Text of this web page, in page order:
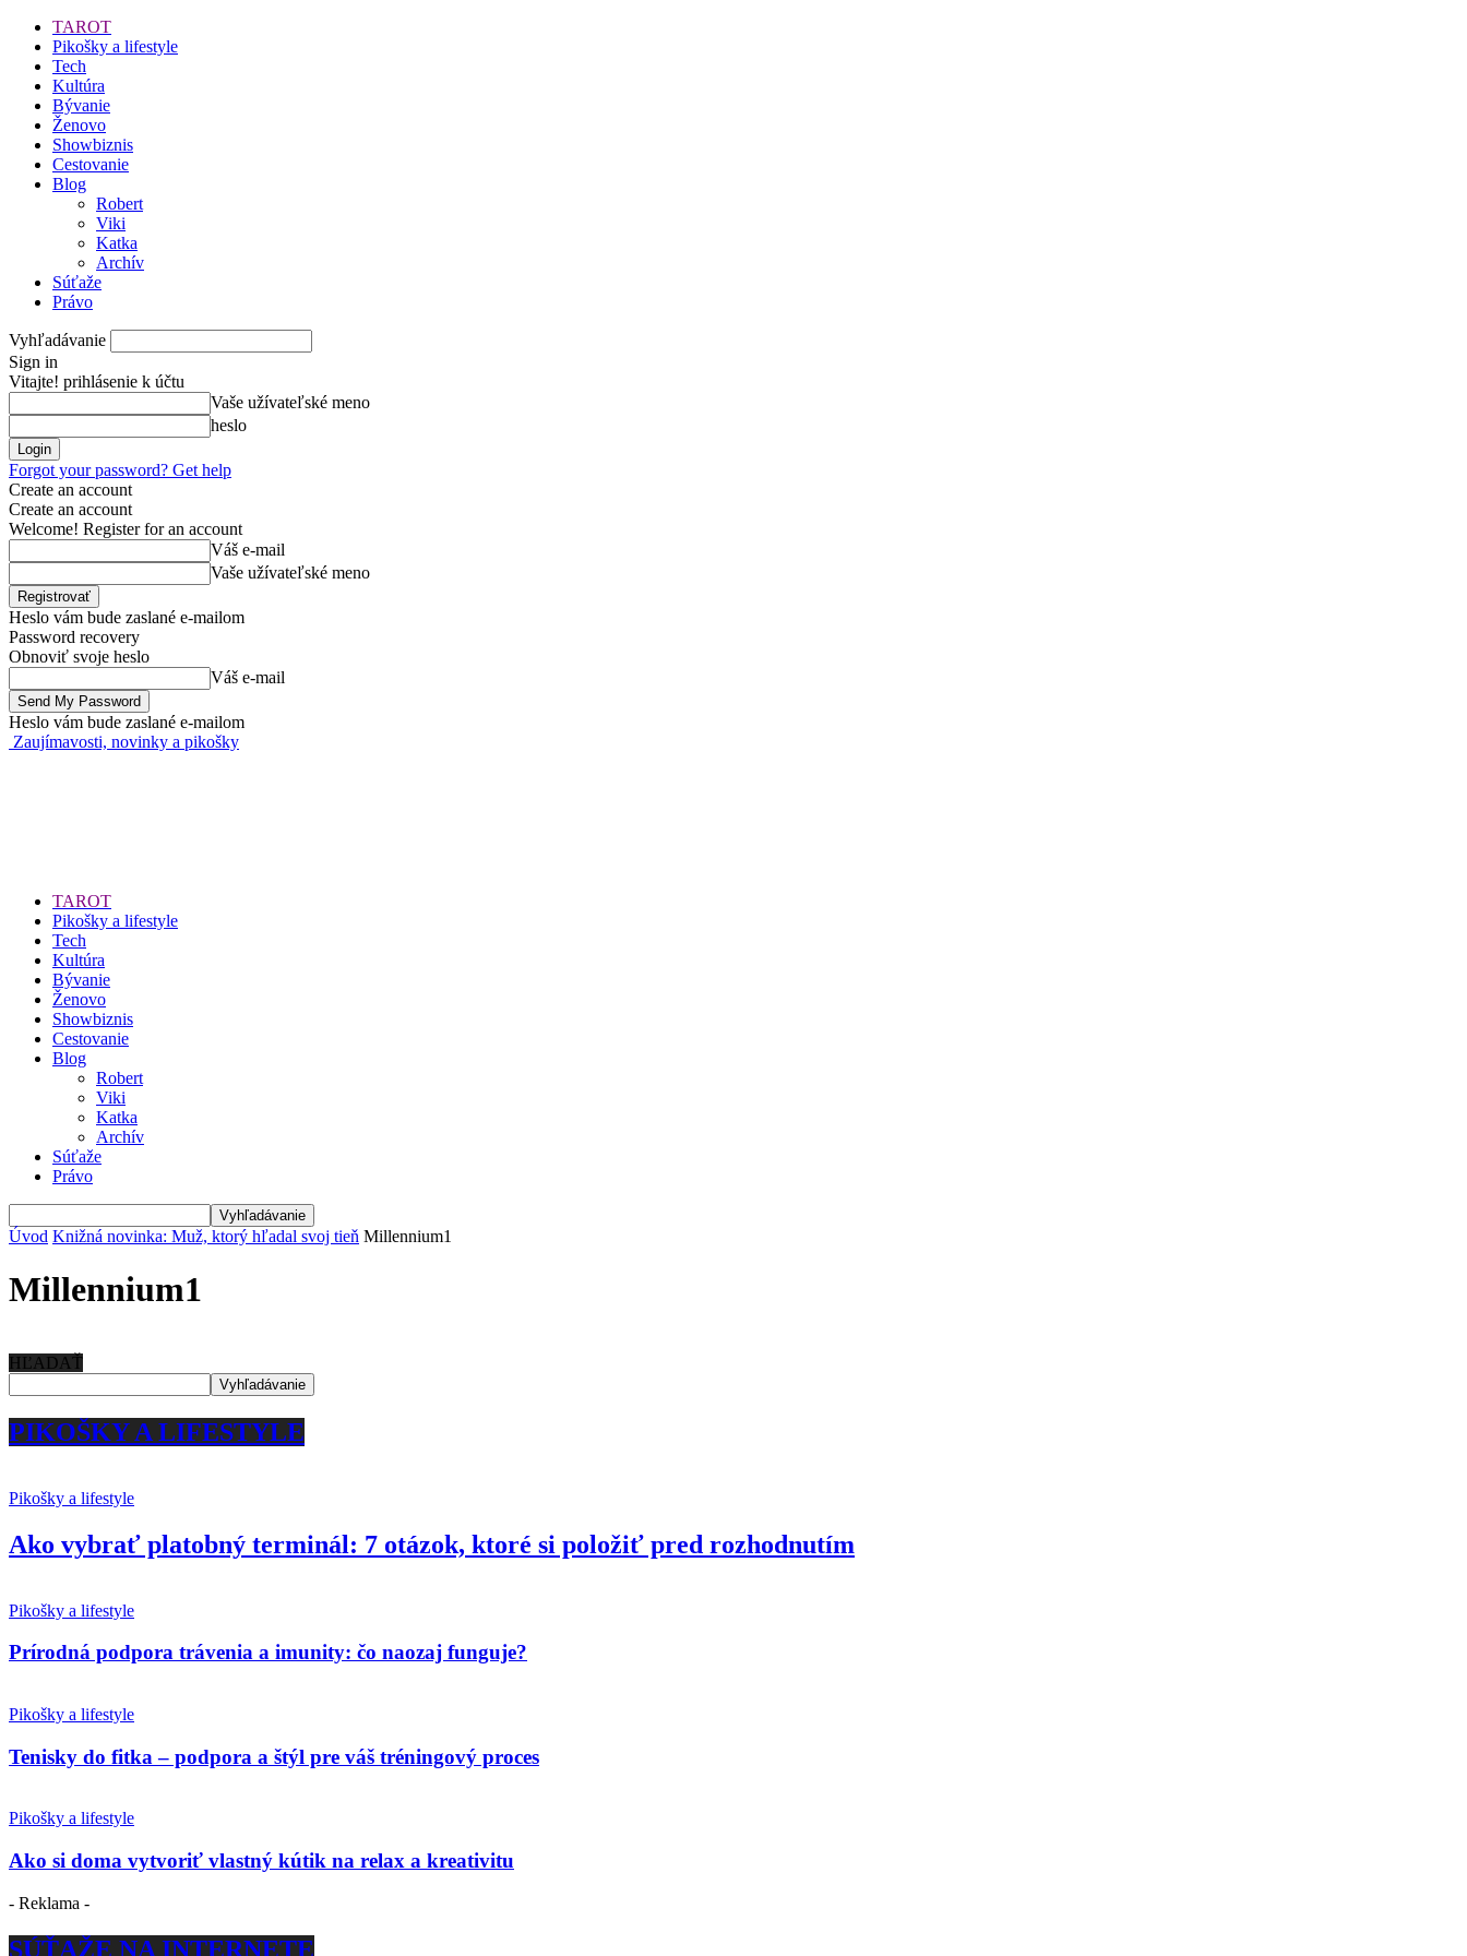
TAROT
Pikošky a lifestyle
Tech
Kultúra
Bývanie
Ženovo
Showbiznis
Cestovanie
Blog
Robert
Viki
Katka
Archív
Súťaže
Právo
Vyhľadávanie
Sign in
Vitajte! prihlásenie k účtu
Vaše užívateľské meno
heslo
Forgot your password? Get help
Create an account
Create an account
Welcome! Register for an account
Váš e-mail
Vaše užívateľské meno
Heslo vám bude zaslané e-mailom
Password recovery
Obnoviť svoje heslo
Váš e-mail
Heslo vám bude zaslané e-mailom
Zaujímavosti, novinky a pikošky
TAROT
Pikošky a lifestyle
Tech
Kultúra
Bývanie
Ženovo
Showbiznis
Cestovanie
Blog
Robert
Viki
Katka
Archív
Súťaže
Právo
Úvod Knižná novinka: Muž, ktorý hľadal svoj tieň Millennium1
Millennium1
HĽADAŤ
PIKOŠKY A LIFESTYLE
Pikošky a lifestyle
Ako vybrať platobný terminál: 7 otázok, ktoré si položiť pred rozhodnutím
Pikošky a lifestyle
Prírodná podpora trávenia a imunity: čo naozaj funguje?
Pikošky a lifestyle
Tenisky do fitka – podpora a štýl pre váš tréningový proces
Pikošky a lifestyle
Ako si doma vytvoriť vlastný kútik na relax a kreativitu
- Reklama -
SÚŤAŽE NA INTERNETE